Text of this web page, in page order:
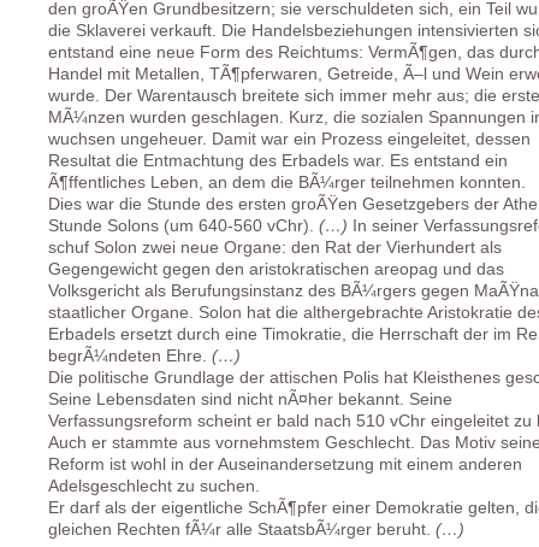
den groÃŸen Grundbesitzern; sie verschuldeten sich, ein Teil
die Sklaverei verkauft. Die Handelsbeziehungen intensivierten
entstand eine neue Form des Reichtums: VermÃ¶gen, das
Handel mit Metallen, TÃ¶pferwaren, Getreide, Ã–l und Wein
wurde. Der Warentausch breitete sich immer mehr aus; die
MÃ¼nzen wurden geschlagen. Kurz, die sozialen Spannungen
wuchsen ungeheuer. Damit war ein Prozess eingeleitet, dessen
Resultat die Entmachtung des Erbadels war. Es entstand ein
Ã¶ffentliches Leben, an dem die BÃ¼rger teilnehmen konnten.
Dies war die Stunde des ersten groÃŸen Gesetzgebers der
Stunde Solons (um 640-560 vChr). (…)
In seiner
schuf Solon zwei neue Organe: den Rat der Vierhundert als
Gegengewicht gegen den aristokratischen areopag und das
Volksgericht als Berufungsinstanz des BÃ¼rgers gegen
staatlicher Organe. Solon hat die althergebrachte Aristokratie
Erbadels ersetzt durch eine Timokratie, die Herrschaft der im
begrÃ¼ndeten Ehre. (…)
Die politische Grundlage der attischen Polis hat Kleisthenes
Seine Lebensdaten sind nicht nÃ¤her bekannt. Seine
Verfassungsreform scheint er bald nach 510 vChr eingeleitet zu
Auch er stammte aus vornehmstem Geschlecht. Das Motiv
Reform ist wohl in der Auseinandersetzung mit einem anderen
Adelsgeschlecht zu suchen.
Er darf als der eigentliche SchÃ¶pfer einer Demokratie gelten,
gleichen Rechten fÃ¼r alle StaatsbÃ¼rger beruht. (…)